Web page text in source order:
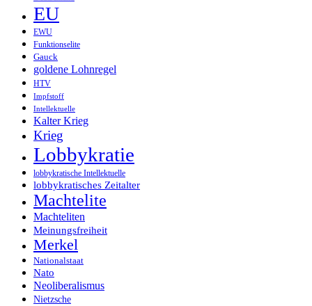
EU
EWU
Funktionselite
Gauck
goldene Lohnregel
HTV
Impfstoff
Intellektuelle
Kalter Krieg
Krieg
Lobbykratie
lobbykratische Intellektuelle
lobbykratisches Zeitalter
Machtelite
Machteliten
Meinungsfreiheit
Merkel
Nationalstaat
Nato
Neoliberalismus
Nietzsche